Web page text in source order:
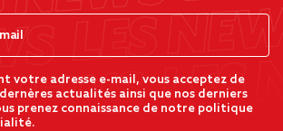
votre adresse e-mail, vous acceptez de
actualités ainsi que nos derniers
prenez connaissance de notre politique